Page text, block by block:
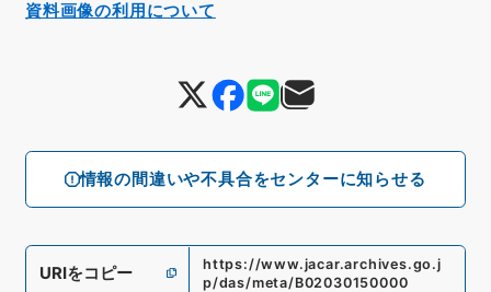
情報の間違いや不具合をセンターに知らせる
URIをコピー
https://www.jacar.archives.go.j
p/das/meta/B02030150000
資料画像の利用について